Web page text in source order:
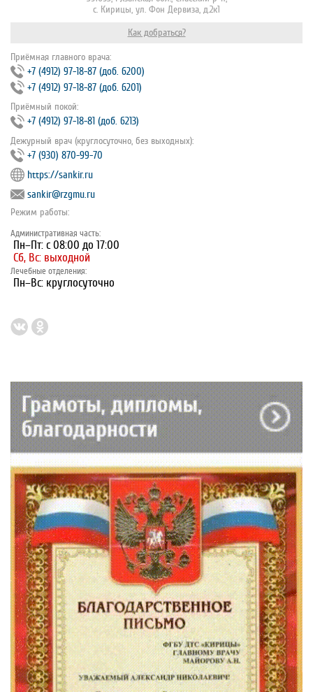
с. Кирицы, ул. Фон Дервиза, д.2к1
Как добраться?
Приёмная главного врача:
+7 (4912) 97‐18‐87 (доб. 6200)
+7 (4912) 97‐18‐87 (доб. 6201)
Приёмный покой:
+7 (4912) 97‐18‐81 (доб. 6213)
Дежурный врач (круглосуточно, без выходных):
+7 (930) 870-99-70
https://sankir.ru
sankir@rzgmu.ru
Режим работы:
Административная часть:
Пн–Пт: с 08:00 до 17:00
Сб, Вс: выходной
Лечебные отделения:
Пн–Вс: круглосуточно